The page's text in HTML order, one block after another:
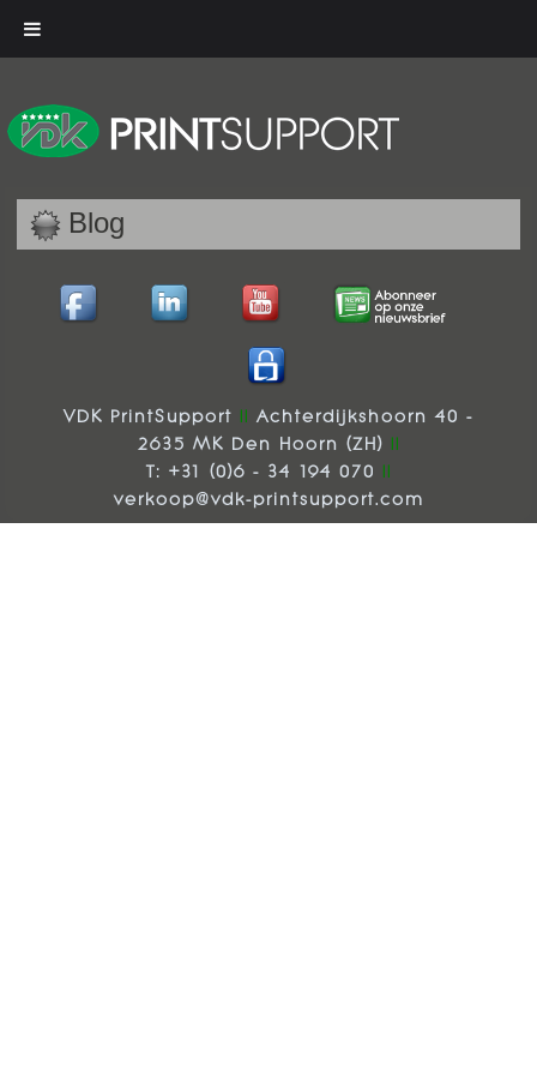
Blog
VDK PrintSupport || Achterdijkshoorn 40 -
2635 MK Den Hoorn (ZH) ||
T: +31 (0)6 - 34 194 070 ||
verkoop@vdk-printsupport.com